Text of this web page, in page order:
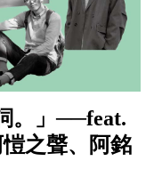
。」──feat.
之聲、阿銘